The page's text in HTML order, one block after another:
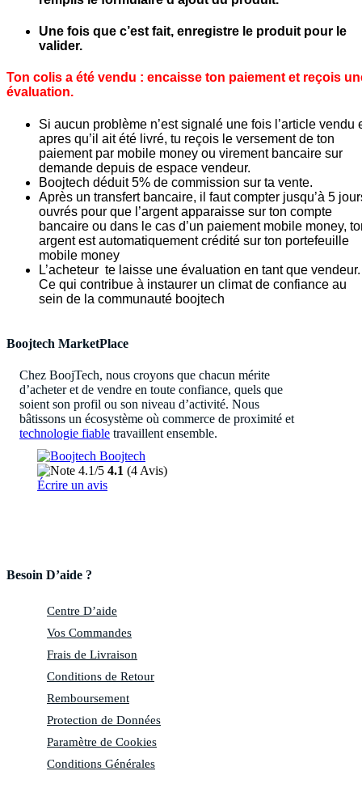
Une fois que c’est fait, enregistre le produit pour le
valider.
Ton colis a été vendu : encaisse ton paiement et reçois
évaluation.
Si aucun problème n’est signalé une fois l’article vendu
apres qu’il ait été livré, tu reçois le versement de ton
paiement par mobile money ou virement bancaire sur
demande depuis de espace vendeur.
Boojtech déduit 5% de commission sur ta vente.
Après un transfert bancaire, il faut compter jusqu’à 5
ouvrés pour que l’argent apparaisse sur ton compte
bancaire ou dans le cas d’un paiement mobile money,
argent est automatiquement crédité sur ton portefeuille
mobile money
L’acheteur te laisse une évaluation en tant que vendeur.
Ce qui contribue à instaurer un climat de confiance au
sein de la communauté boojtech
Boojtech MarketPlace
Chez BoojTech, nous croyons que chacun mérite
d’acheter et de vendre en toute confiance, quels que
soient son profil ou son niveau d’activité. Nous
bâtissons un écosystème où commerce de proximité et
technologie fiable travaillent ensemble.
Besoin D’aide ?
Centre D’aide
Vos Commandes
Frais de Livraison
Conditions de Retour
Remboursement
Protection de Données
Paramètre de Cookies
Conditions Générales